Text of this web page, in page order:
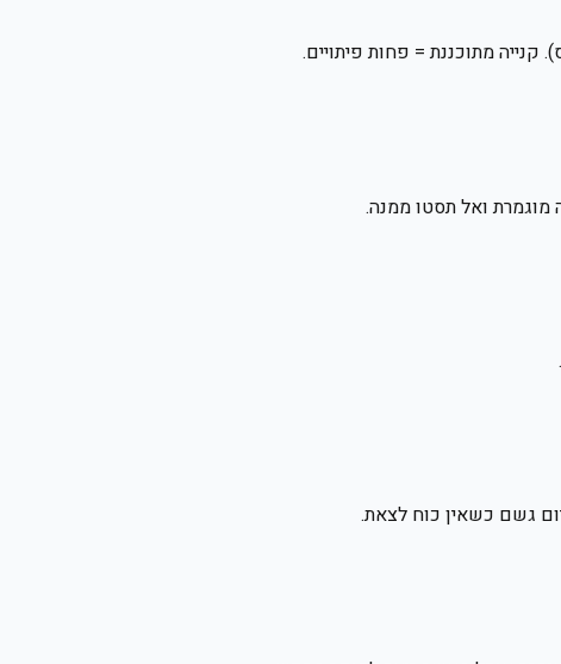
מתוכננת = פחות פיתויים.
מוגמרת ואל תסטו ממנה.
גשם כשאין כוח לצאת.